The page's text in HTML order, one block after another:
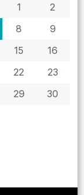
1
2
8
9
15
16
22
23
29
30